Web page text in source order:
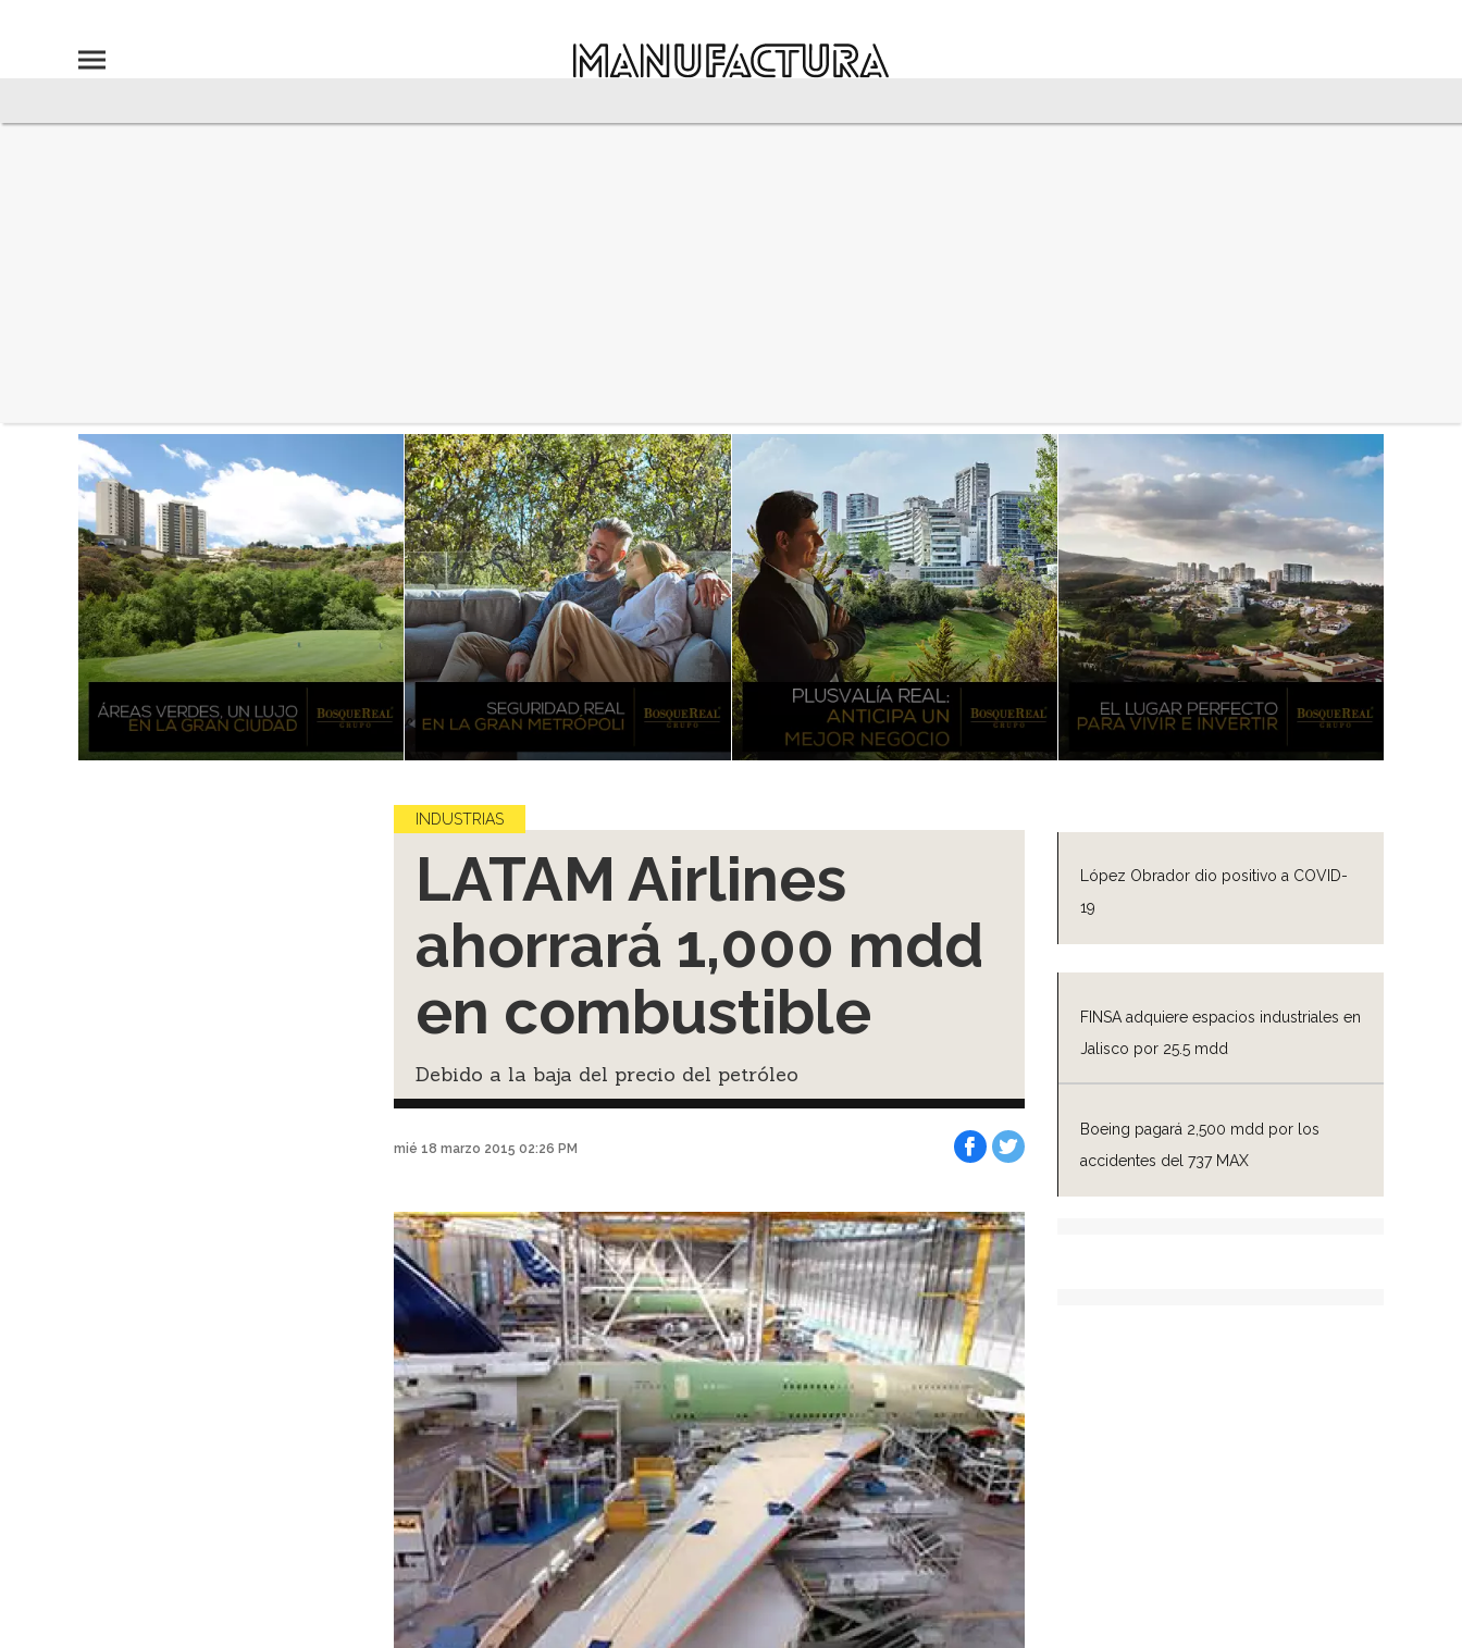
López Obrador dio positivo a COVID-
19
FINSA adquiere espacios industriales en
Jalisco por 25.5 mdd
Boeing pagará 2,500 mdd por los
accidentes del 737 MAX
INDUSTRIAS
LATAM Airlines
ahorrará 1,000 mdd
en combustible
Debido a la baja del precio del petróleo
mié 18 marzo 2015 02:26 PM